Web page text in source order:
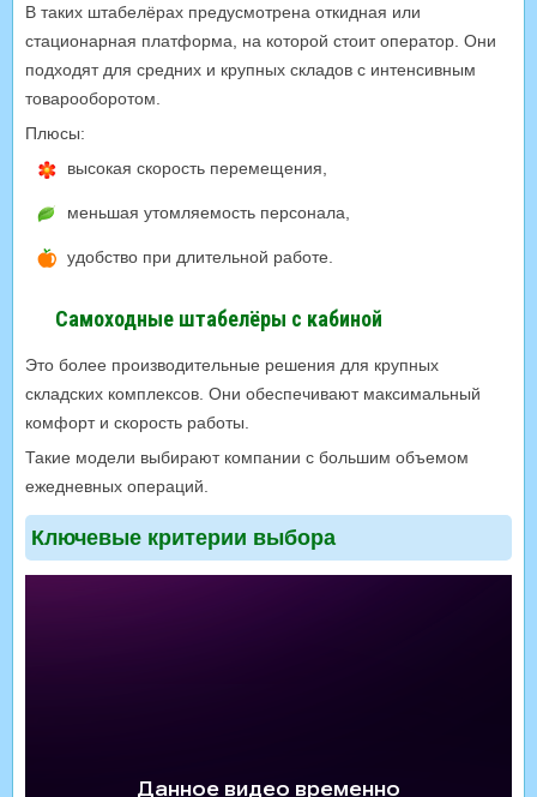
В таких штабелёрах предусмотрена откидная или
стационарная платформа, на которой стоит оператор. Они
подходят для средних и крупных складов с интенсивным
товарооборотом.
Плюсы:
высокая скорость перемещения,
меньшая утомляемость персонала,
удобство при длительной работе.
Самоходные штабелёры с кабиной
Это более производительные решения для крупных
складских комплексов. Они обеспечивают максимальный
комфорт и скорость работы.
Такие модели выбирают компании с большим объемом
ежедневных операций.
Ключевые критерии выбора